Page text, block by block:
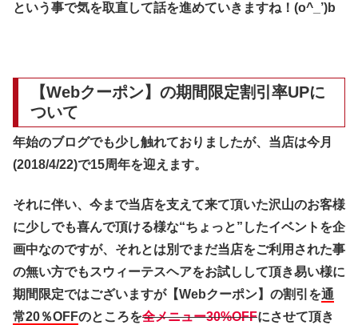
という事で気を取直して話を進めていきますね！(o^_’)b
【Webクーポン】の期間限定割引率UPに
ついて
年始のブログでも少し触れておりましたが、当店は今月
(2018/4/22)で15周年を迎えます。
それに伴い、今まで当店を支えて来て頂いた沢山のお客様
に少しでも喜んで頂ける様な“ちょっと”したイベントを企
画中なのですが、それとは別でまだ当店をご利用された事
の無い方でもスウィーテスヘアをお試しして頂き易い様に
期間限定ではございますが【Webクーポン】の割引を通
常20％OFFのところを全メニュー30%OFFにさせて頂き